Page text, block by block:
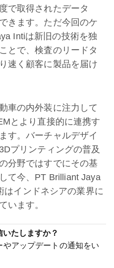
で取得されたデータ
きます。ただ今回のケ
Intiは新旧の技術を独
とで、検査のリードタ
速く顧客に製品を届け
車の内外装に注力して
とより直接的に連携す
す。バーチャルデザイ
プリンティングの普及
分野ではすでにその基
て今、PT Brilliant Jaya
はインドネシアの業界に
います。
たしますか？
アップデートの通知をい